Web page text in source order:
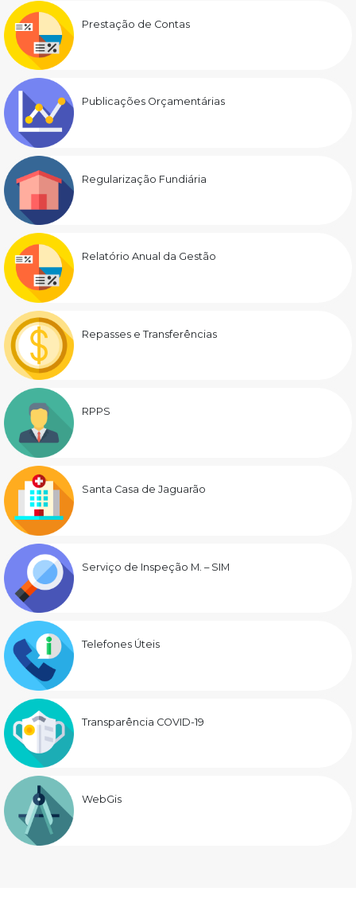
Prestação de Contas
Publicações Orçamentárias
Regularização Fundiária
Relatório Anual da Gestão
Repasses e Transferências
RPPS
Santa Casa de Jaguarão
Serviço de Inspeção M. – SIM
Telefones Úteis
Transparência COVID-19
WebGis